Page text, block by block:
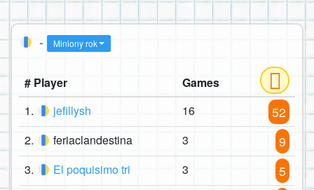
- Miniony rok
# Player
Games
1.
jefillysh 16 52
2. feriaclandestina 3 9
3. El poquisimo tri 3 5